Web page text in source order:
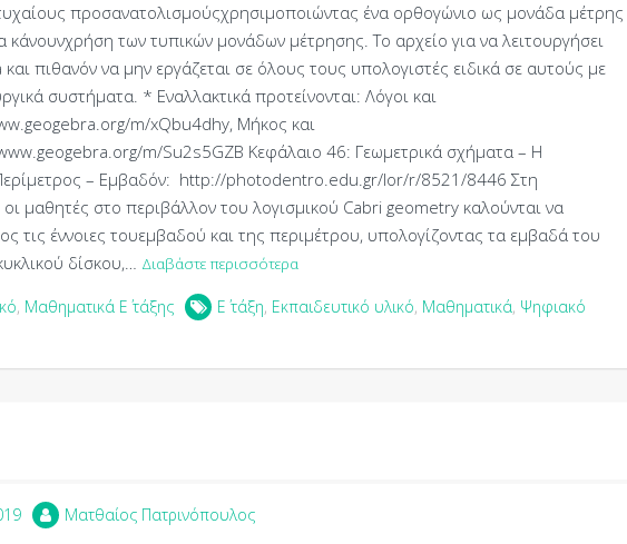
προσανατολισμούςχρησιμοποιώντας ένα ορθογώνιο ως μονάδα μέτρης
κάνουνχρήση των τυπικών μονάδων μέτρησης. Το αρχείο για να λειτουργήσει
και πιθανόν να μην εργάζεται σε όλους τους υπολογιστές ειδικά σε αυτούς με
συστήματα. * Εναλλακτικά προτείνονται: Λόγοι και
m/xQbu4dhy, Μήκος και
m/Su2s5GZB Κεφάλαιο 46: Γεωμετρικά σχήματα – Η
– Εμβαδόν: http://photodentro.edu.gr/lor/r/8521/8446 Στη
μαθητές στο περιβάλλον του λογισμικού Cabri geometry καλούνται να
τις έννοιες τουεμβαδού και της περιμέτρου, υπολογίζοντας τα εμβαδά του
δίσκου,… Διαβάστε περισσότερα
, Μαθηματικά Ε΄ τάξης Ε΄ τάξη, Εκπαιδευτικό υλικό, Μαθηματικά, Ψηφιακό
Ματθαίος Πατρινόπουλος